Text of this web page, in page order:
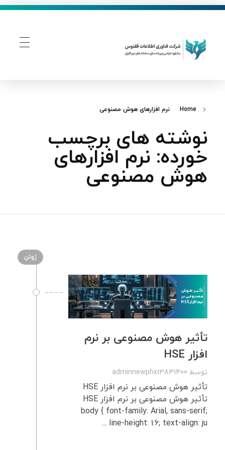
Home نرم‌ افزارهای هوش مصنوعی
نوشته های برچسب
خورده: نرم‌ افزارهای
هوش مصنوعی
ژوئن
تأثیر هوش مصنوعی بر نرم‌
افزار HSE
توسط adminnewphx13831400
تأثیر هوش مصنوعی بر نرم‌ افزار HSE
تأثیر هوش مصنوعی بر نرم‌ افزار HSE
body { font-family: Arial, sans-serif;
line-height: 1.6; text-align: ju ...